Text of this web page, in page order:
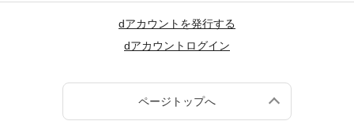
dアカウントを発行する
dアカウントログイン
ページトップへ